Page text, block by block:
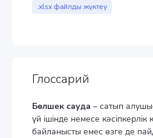
End of interactive chart.
.xlsx файлды жүктеу
Глоссарий
Бөлшек сауда – сатып
үй iшiнде немесе кәсiпкерлiк
байланысты емес өзге де